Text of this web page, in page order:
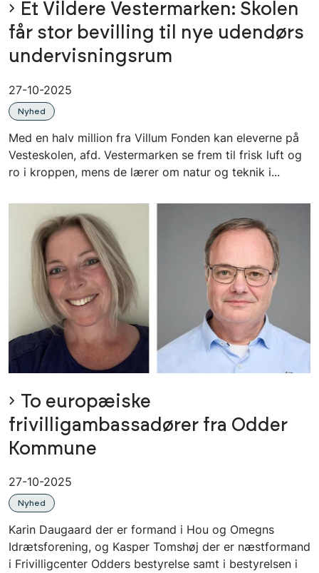
Et Vildere Vestermarken: Skolen
får stor bevilling til nye udendørs
undervisningsrum
27-10-2025
Nyhed
Med en halv million fra Villum Fonden kan eleverne på
Vesteskolen, afd. Vestermarken se frem til frisk luft og
ro i kroppen, mens de lærer om natur og teknik i...
To europæiske
frivilligambassadører fra Odder
Kommune
27-10-2025
Nyhed
Karin Daugaard der er formand i Hou og Omegns
Idrætsforening, og Kasper Tomshøj der er næstformand
i Frivilligcenter Odders bestyrelse samt i bestyrelsen i